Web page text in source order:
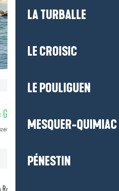
LA TURBALLE
LE CROISIC
LE POULIGUEN
MESQUER-QUIMIAC
PÉNESTIN
& Kontaktdaten
ansehen